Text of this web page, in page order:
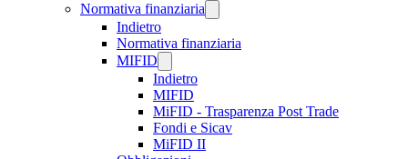
Normativa finanziaria
Indietro
Normativa finanziaria
MIFID
Indietro
MIFID
MiFID - Trasparenza Post Trade
Fondi e Sicav
MiFID II